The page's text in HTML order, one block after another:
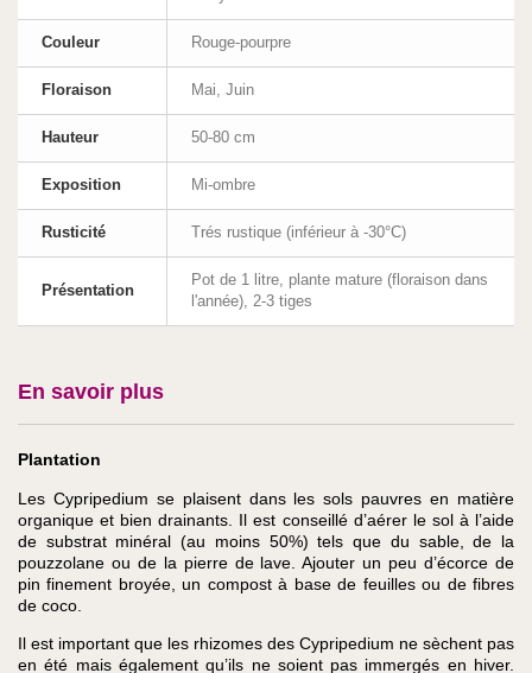
Couleur Rouge-pourpre
Floraison Mai, Juin
Hauteur 50-80 cm
Exposition Mi-ombre
Rusticité Trés rustique (inférieur à -30°C)
Présentation
Pot de 1 litre, plante mature (floraison dans
l'année), 2-3 tiges
En savoir plus
Plantation
Les Cypripedium se plaisent dans les sols pauvres en matière
organique et bien drainants. Il est conseillé d’aérer le sol à l’aide
de substrat minéral (au moins 50%) tels que du sable, de la
pouzzolane ou de la pierre de lave. Ajouter un peu d’écorce de
pin finement broyée, un compost à base de feuilles ou de fibres
de coco.
Il est important que les rhizomes des Cypripedium ne sèchent pas
en été mais également qu’ils ne soient pas immergés en hiver.